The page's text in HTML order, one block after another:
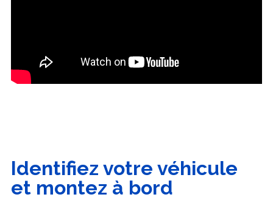
Identifiez votre véhicule
et montez à bord